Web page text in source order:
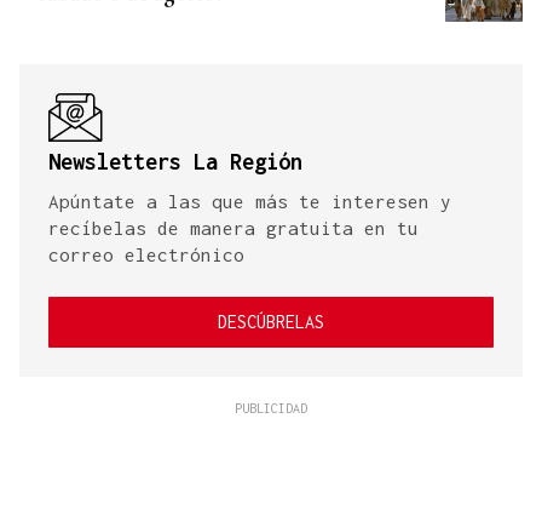
Newsletters La Región
Apúntate a las que más te interesen y
recíbelas de manera gratuita en tu
correo electrónico
DESCÚBRELAS